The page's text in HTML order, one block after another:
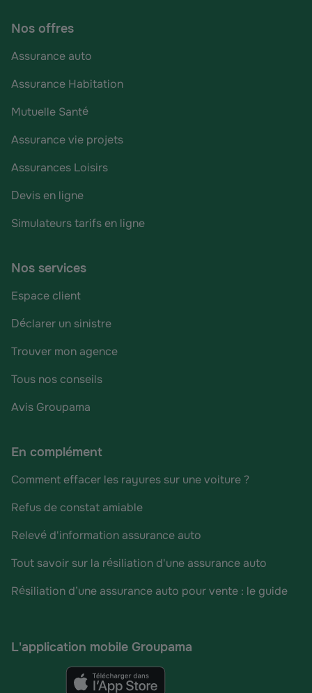
Nos offres
Assurance auto
Assurance Habitation
Mutuelle Santé
Assurance vie projets
Assurances Loisirs
Devis en ligne
Simulateurs tarifs en ligne
Nos services
Espace client
Déclarer un sinistre
Trouver mon agence
Tous nos conseils
Avis Groupama
En complément
Comment effacer les rayures sur une voiture ?
Refus de constat amiable
Relevé d'information assurance auto
Tout savoir sur la résiliation d'une assurance auto
Résiliation d’une assurance auto pour vente : le guide
L'application mobile Groupama